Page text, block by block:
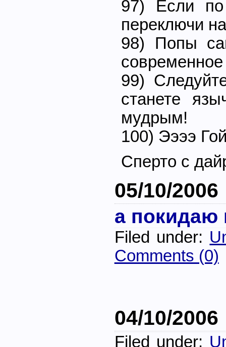
97) Если по
переключи
98) Попы
99)
станете
мудрым!
100) Ээээ
Сперто с
05/10/2006
а покидаю
Filed under:
Comments (0)
04/10/2006
Filed under: